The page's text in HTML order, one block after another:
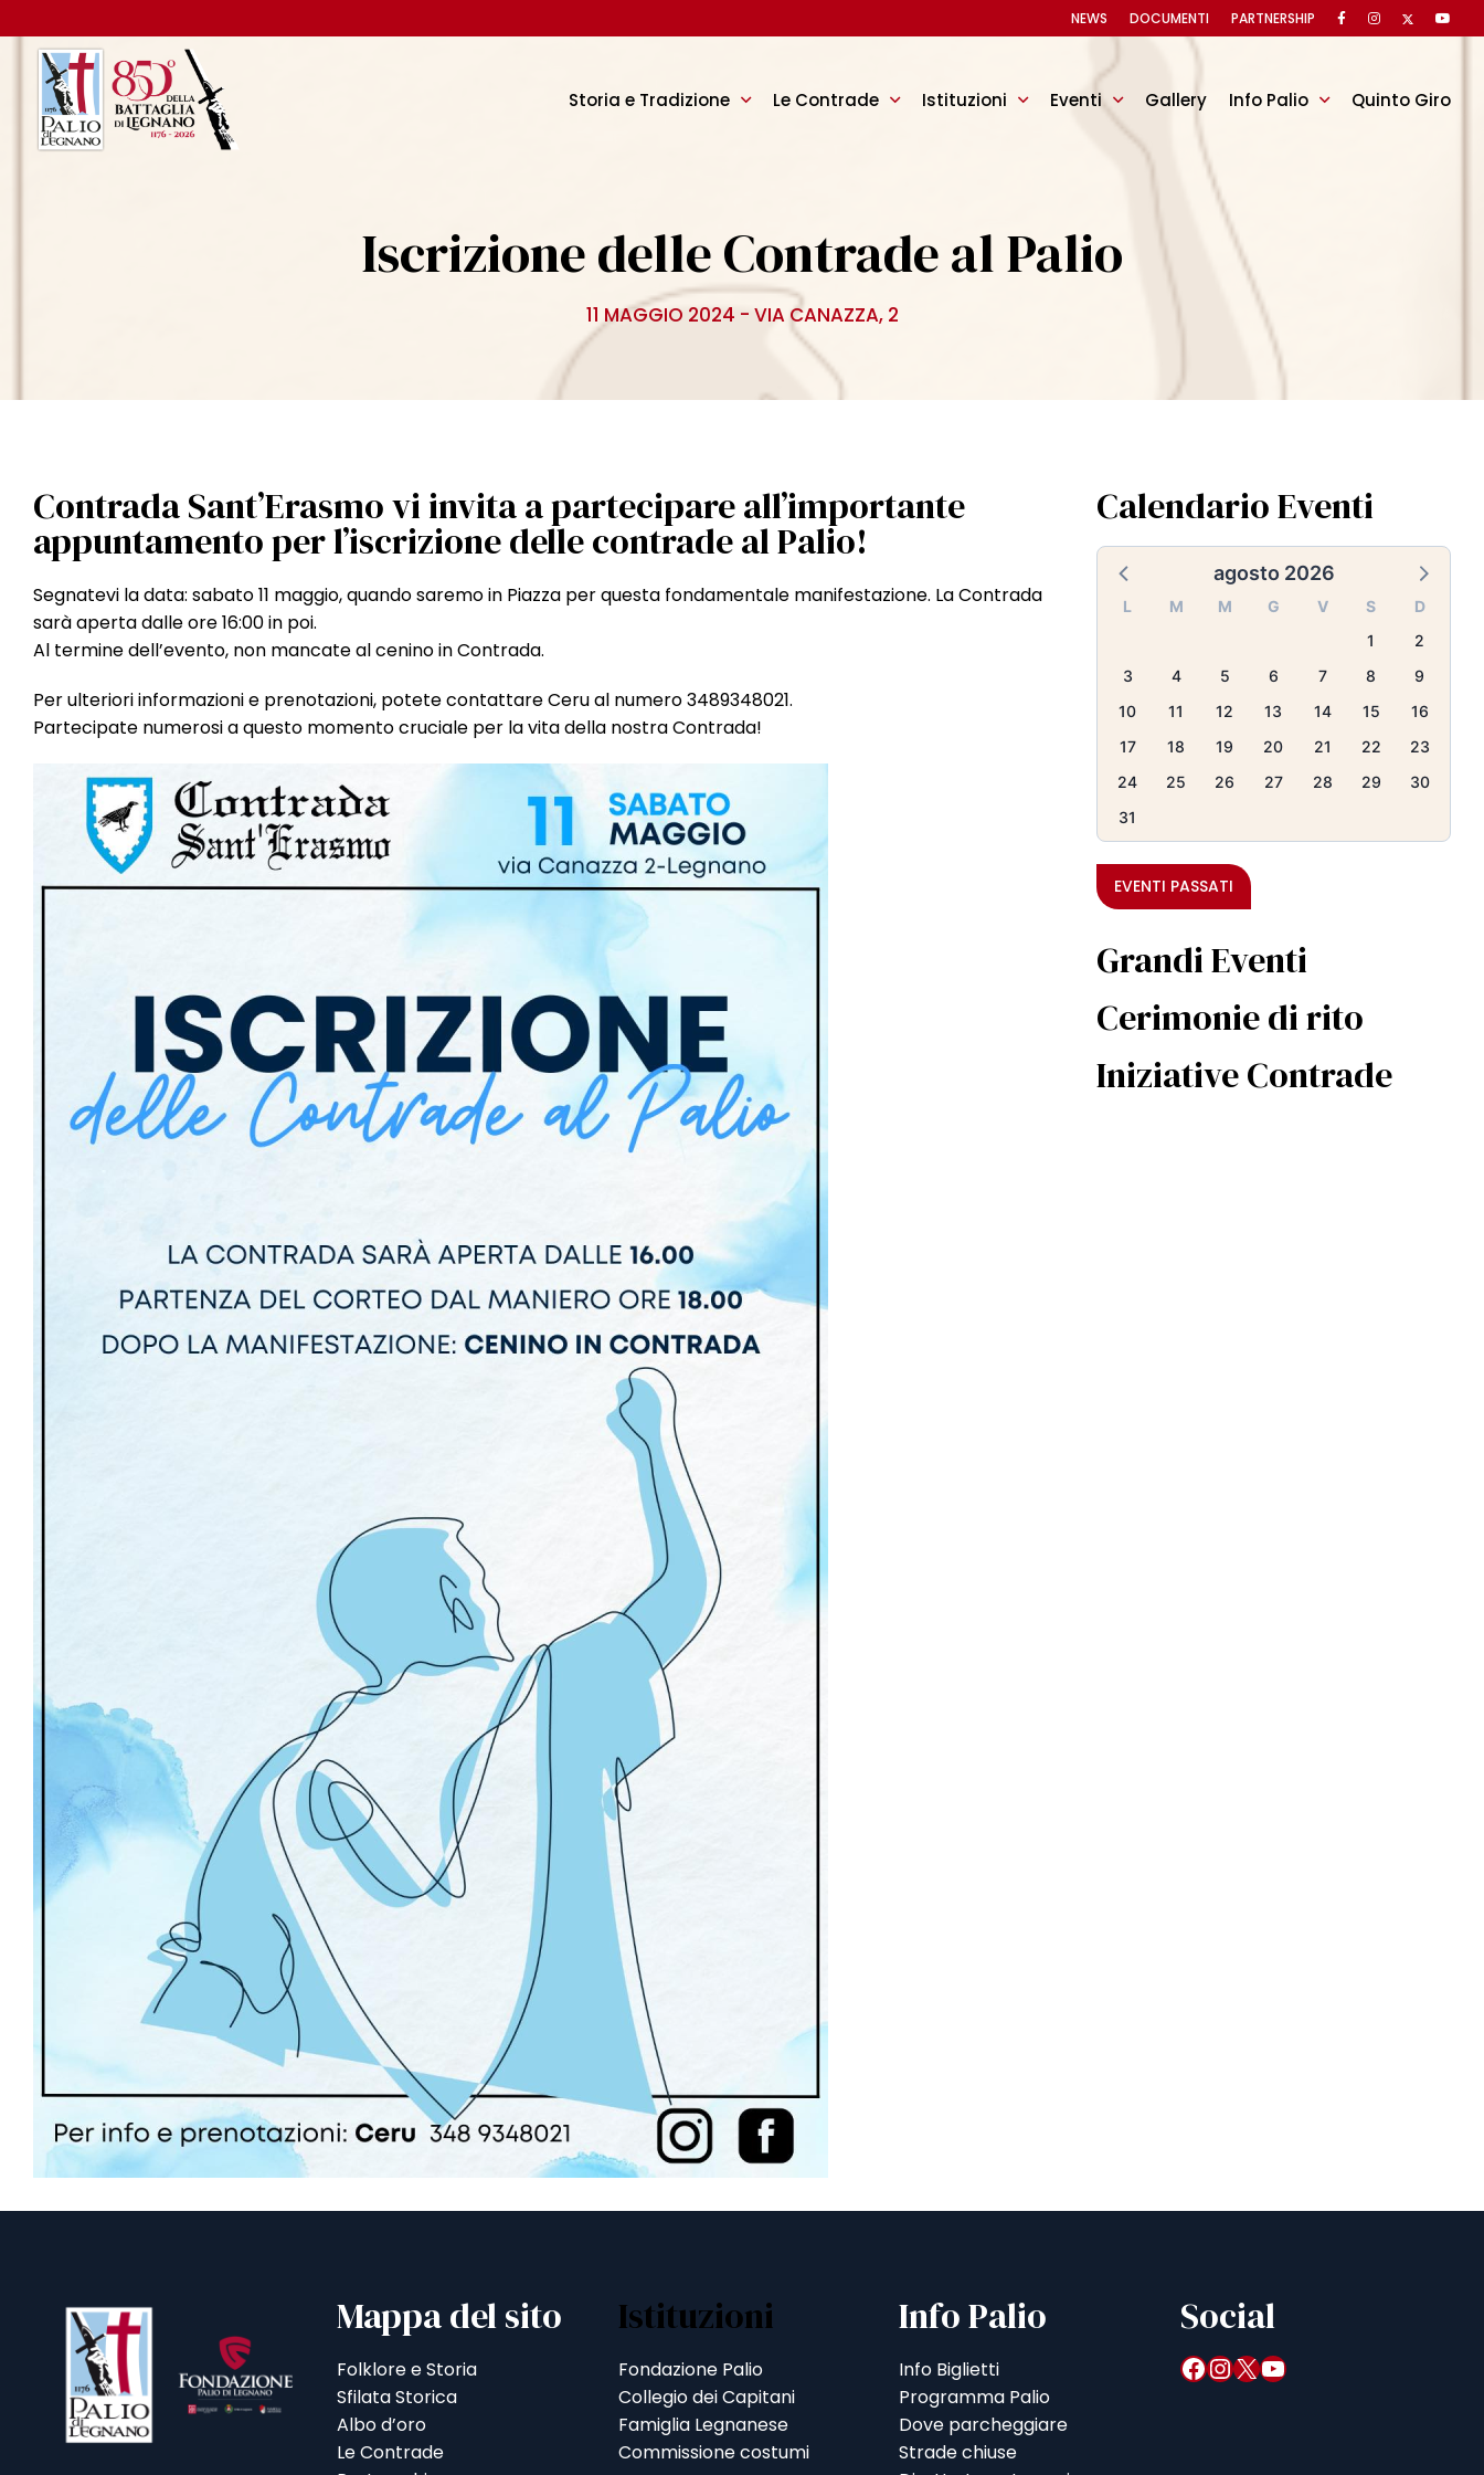
Storia e Tradizione Le Contrade Istituzioni Eventi Gallery Info Palio Quinto Giro
NEWS DOCUMENTI PARTNERSHIP
Iscrizione delle Contrade al Palio
11 MAGGIO 2024 - VIA CANAZZA, 2
Contrada Sant’Erasmo vi invita a partecipare all’importante
appuntamento per l’iscrizione delle contrade al Palio!
Segnatevi la data: sabato 11 maggio, quando saremo in Piazza per questa fondamentale manifestazione. La Contrada
sarà aperta dalle ore 16:00 in poi.
Al termine dell’evento, non mancate al cenino in Contrada.
Per ulteriori informazioni e prenotazioni, potete contattare Ceru al numero 3489348021.
Partecipate numerosi a questo momento cruciale per la vita della nostra Contrada!
Calendario Eventi
agosto 2026
L M M G V S
D
1
2
3
4 5 6 7 8
9
10
11 12 13 14 15
16
17
18 19 20 21 22
23
24
25 26 27 28 29
30
31
EVENTI PASSATI
Grandi Eventi
Cerimonie di rito
Iniziative Contrade
Mappa del sito
Folklore e Storia
Sfilata Storica
Albo d’oro
Le Contrade
Istituzioni
Fondazione Palio
Collegio dei Capitani
Famiglia Legnanese
Commissione costumi
Info Palio
Info Biglietti
Programma Palio
Dove parcheggiare
Strade chiuse
Social
Facebook InstagramX YouTube